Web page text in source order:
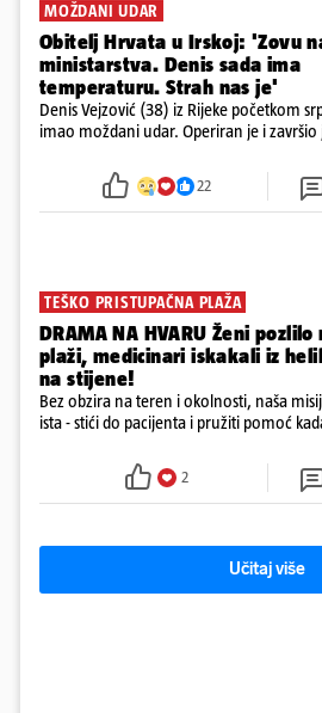
MOŽDANI UDAR
Obitelj Hrvata u Irskoj: 'Zovu
ministarstva. Denis sada ima
temperaturu. Strah nas je'
Denis Vejzović (38) iz Rijeke početkom
imao moždani udar. Operiran je i završio
tamošnji liječnici ne vjeruju u oporavak:
22
TEŠKO PRISTUPAČNA PLAŽA
DRAMA NA HVARU Ženi pozlilo
plaži, medicinari iskakali iz
na stijene!
Bez obzira na teren i okolnosti, naša
ista - stići do pacijenta i pružiti pomoć
2
Učitaj više